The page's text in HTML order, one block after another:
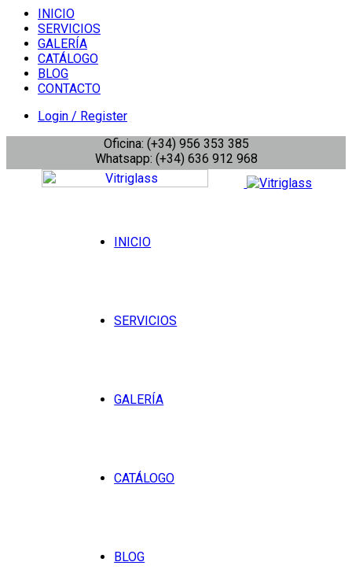
INICIO
SERVICIOS
GALERÍA
CATÁLOGO
BLOG
CONTACTO
Login / Register
Oficina: (+34) 956 353 385
Whatsapp: (+34) 636 912 968
INICIO
SERVICIOS
GALERÍA
CATÁLOGO
BLOG